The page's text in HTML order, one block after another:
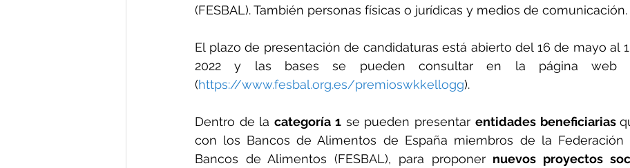
(FESBAL). También personas físicas o jurídicas y medios de comunicación.
El plazo de presentación de candidaturas está abierto del 16 de mayo al
2022 y las bases se pueden consultar en la página web
(https://www.fesbal.org.es/premioswkkellogg).
Dentro de la categoría 1 se pueden presentar entidades beneficiarias
con los Bancos de Alimentos de España miembros de la Federación
Bancos de Alimentos (FESBAL), para proponer nuevos proyectos